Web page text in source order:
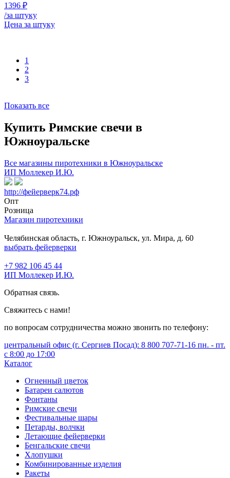
1396 ₽
/за штуку
Цена за штуку
1
2
3
Показать все
Купить Римские свечи в
Южноуральске
Все магазины пиротехники в Южноуральске
ИП Моллекер И.Ю.
http://фейерверк74.рф
Опт
Розница
Магазин пиротехники
Челябинская область, г. Южноуральск, ул. Мира, д. 60
выбрать фейерверки
+7 982 106 45 44
ИП Моллекер И.Ю.
Обратная связь.
Свяжитесь с нами!
по вопросам сотрудничества можно звонить по телефону:
центральный офис (г. Сергиев Посад): 8 800 707-71-16 пн. - пт.
с 8:00 до 17:00
Каталог
Огненный цветок
Батареи салютов
Фонтаны
Римские свечи
Фестивальные шары
Петарды, волчки
Летающие фейерверки
Бенгальские свечи
Хлопушки
Комбинированные изделия
Ракеты